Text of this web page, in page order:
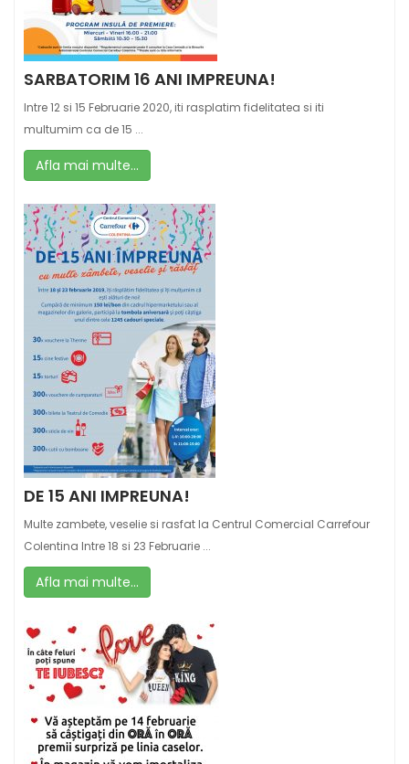
SARBATORIM 16 ANI IMPREUNA!
Intre 12 si 15 Februarie 2020, iti rasplatim fidelitatea si iti
multumim ca de 15 ...
Afla mai multe...
DE 15 ANI IMPREUNA!
Multe zambete, veselie si rasfat la Centrul Comercial Carrefour
Colentina Intre 18 si 23 Februarie ...
Afla mai multe...